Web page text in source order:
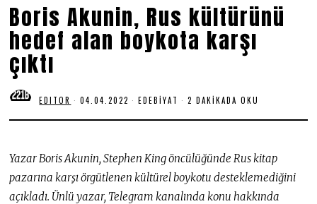
Boris Akunin, Rus kültürünü
hedef alan boykota karşı
çıktı
EDITOR 04.04.2022 0
.
2
0
2
2
EDEBIYAT 2 DAKIKADA OKU
Yazar Boris Akunin, Stephen King öncülüğünde Rus kitap
pazarına karşı örgütlenen kültürel boykotu desteklemediğini
açıkladı. Ünlü yazar, Telegram kanalında konu hakkında